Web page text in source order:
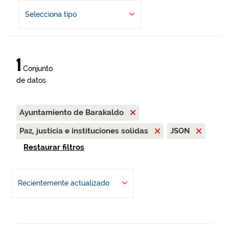
Selecciona tipo
1 Conjunto
de datos
Ayuntamiento de Barakaldo
Paz, justicia e instituciones solidas
JSON
Restaurar filtros
Recientemente actualizado